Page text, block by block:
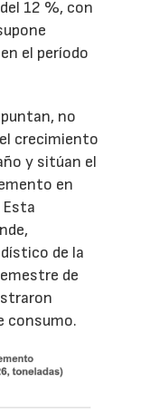
12 %, con
el período
no
crecimiento
y sitúan el
en
de la
de
consumo.